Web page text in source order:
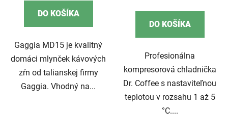
DO KOŠÍKA
Gaggia MD15 je kvalitný
domáci mlynček kávových
zŕn od talianskej firmy
Gaggia. Vhodný na...
DO KOŠÍKA
Profesionálna
kompresorová chladnička
Dr. Coffee s nastaviteľnou
teplotou v rozsahu 1 až 5
°C....